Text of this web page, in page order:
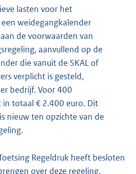
lasten voor het
weidegangkalender
de voorwaarden van
aanvullend op de
die vanuit de SKAL of
verplicht is gesteld,
bedrijf. Voor 400
in totaal € 2.400 euro. Dit
nieuw ten opzichte van de
Regeldruk heeft besloten
over deze regeling,